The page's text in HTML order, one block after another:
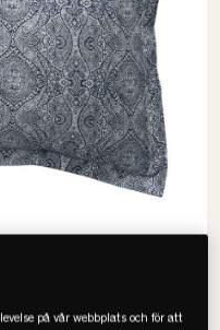
på vår webbplats och för att